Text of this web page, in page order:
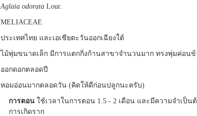
Aglaia odorata Lour.
MELIACEAE
ประเทศไทย และเอเชียตะวันออกเฉียงใต้
ไม้พุ่มขนาดเล็ก มีการแตกกิ่งก้านสาขาจำนวนมาก ทรงพุ่มค่อนข้
ออกดอกตลอดปี
หอมอ่อนมากตลอดวัน (คิดให้ดีก่อนปลูกนะครับ)
การตอน ใช้เวลาในการตอน 1.5 - 2 เดือน และมีความจำเป็น
การเกิดราก